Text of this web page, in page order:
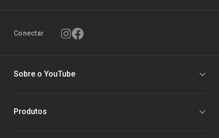
Conectar
Sobre o YouTube
Produtos